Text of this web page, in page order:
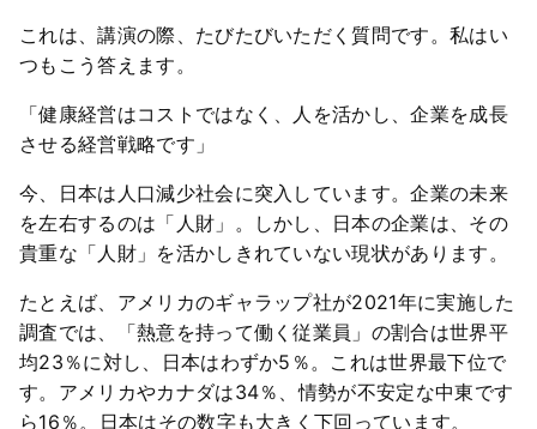
これは、講演の際、たびたびいただく質問です。私はい
つもこう答えます。
「健康経営はコストではなく、人を活かし、企業を成長
させる経営戦略です」
今、日本は人口減少社会に突入しています。企業の未来
を左右するのは「人財」。しかし、日本の企業は、その
貴重な「人財」を活かしきれていない現状があります。
たとえば、アメリカのギャラップ社が2021年に実施した
調査では、「熱意を持って働く従業員」の割合は世界平
均23％に対し、日本はわずか5％。これは世界最下位で
す。アメリカやカナダは34％、情勢が不安定な中東です
ら16％。日本はその数字も大きく下回っています。